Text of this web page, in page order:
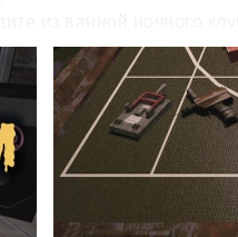
всё ради победы. Его